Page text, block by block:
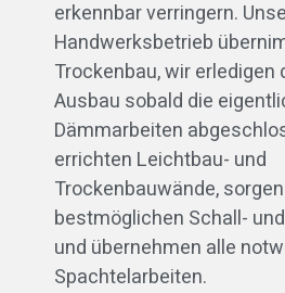
erkennbar verringern.
Handwerksbetrieb
Trockenbau, wir erledigen
Ausbau sobald die
Dämmarbeiten
errichten Leichtbau- und
Trockenbauwände,
bestmöglichen Schall-
und übernehmen alle
Spachtelarbeiten.